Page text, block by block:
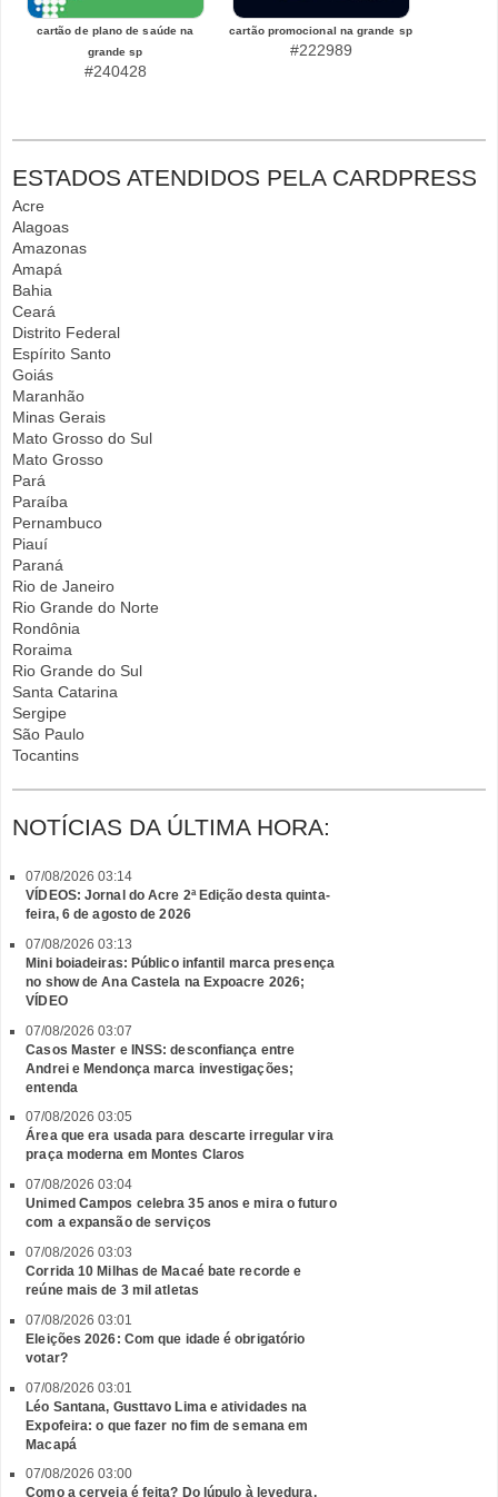
cartão de plano de saúde na
grande sp
#240428
cartão promocional na grande sp
#222989
ESTADOS ATENDIDOS PELA CARDPRESS
Acre
Alagoas
Amazonas
Amapá
Bahia
Ceará
Distrito Federal
Espírito Santo
Goiás
Maranhão
Minas Gerais
Mato Grosso do Sul
Mato Grosso
Pará
Paraíba
Pernambuco
Piauí
Paraná
Rio de Janeiro
Rio Grande do Norte
Rondônia
Roraima
Rio Grande do Sul
Santa Catarina
Sergipe
São Paulo
Tocantins
NOTÍCIAS DA ÚLTIMA HORA:
07/08/2026 03:14
VÍDEOS: Jornal do Acre 2ª Edição desta quinta-
feira, 6 de agosto de 2026
07/08/2026 03:13
Mini boiadeiras: Público infantil marca presença
no show de Ana Castela na Expoacre 2026;
VÍDEO
07/08/2026 03:07
Casos Master e INSS: desconfiança entre
Andrei e Mendonça marca investigações;
entenda
07/08/2026 03:05
Área que era usada para descarte irregular vira
praça moderna em Montes Claros
07/08/2026 03:04
Unimed Campos celebra 35 anos e mira o futuro
com a expansão de serviços
07/08/2026 03:03
Corrida 10 Milhas de Macaé bate recorde e
reúne mais de 3 mil atletas
07/08/2026 03:01
Eleições 2026: Com que idade é obrigatório
votar?
07/08/2026 03:01
Léo Santana, Gusttavo Lima e atividades na
Expofeira: o que fazer no fim de semana em
Macapá
07/08/2026 03:00
Como a cerveja é feita? Do lúpulo à levedura,